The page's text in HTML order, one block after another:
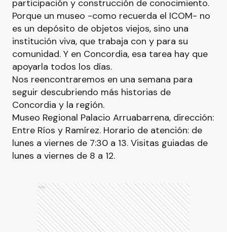
participación y construcción de conocimiento.
Porque un museo -como recuerda el ICOM- no
es un depósito de objetos viejos, sino una
institución viva, que trabaja con y para su
comunidad. Y en Concordia, esa tarea hay que
apoyarla todos los días.
Nos reencontraremos en una semana para
seguir descubriendo más historias de
Concordia y la región.
Museo Regional Palacio Arruabarrena, dirección:
Entre Ríos y Ramírez. Horario de atención: de
lunes a viernes de 7:30 a 13. Visitas guiadas de
lunes a viernes de 8 a 12.
Ads